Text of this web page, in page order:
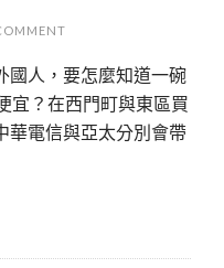
國人，要怎麼知道一碗
宜？在西門町與東區買
華電信與亞太分別會帶